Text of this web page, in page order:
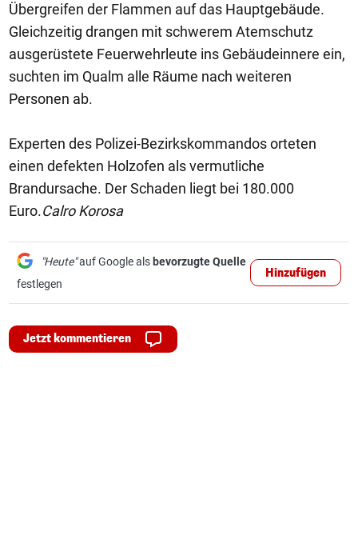
Übergreifen der Flammen auf das Hauptgebäude.
Gleichzeitig drangen mit schwerem Atemschutz
ausgerüstete Feuerwehrleute ins Gebäudeinnere ein,
suchten im Qualm alle Räume nach weiteren
Personen ab.
Experten des Polizei-Bezirkskommandos orteten
einen defekten Holzofen als vermutliche
Brandursache. Der Schaden liegt bei 180.000
Euro.Calro Korosa
"Heute"auf Google als bevorzugte Quelle
festlegen
Hinzufügen
Jetzt kommentieren